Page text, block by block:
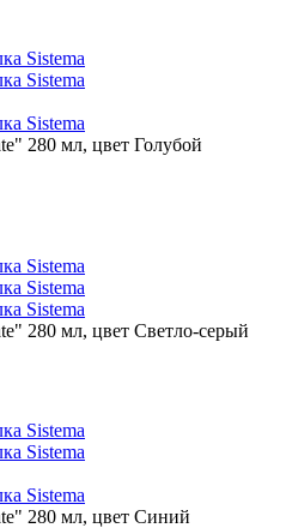
280 мл, цвет Голубой
280 мл, цвет Светло-серый
280 мл, цвет Синий